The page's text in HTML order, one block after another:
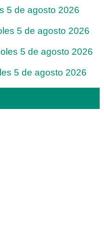
5 de agosto 2026
5 de agosto 2026
5 de agosto 2026
5 de agosto 2026